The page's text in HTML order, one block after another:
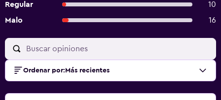
Regular
10
Malo
16
Ordenar por: Más recientes